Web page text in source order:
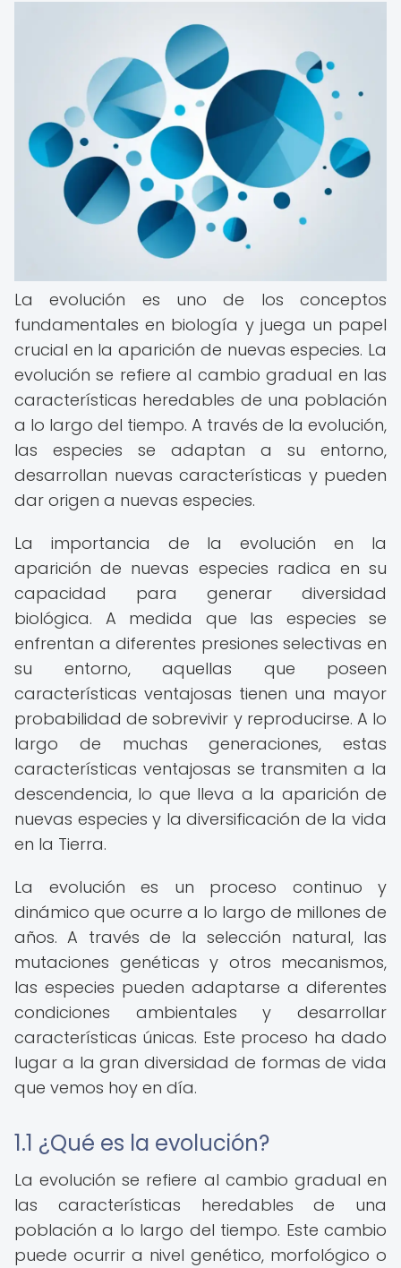
La evolución es uno de los conceptos
fundamentales en biología y juega un papel
crucial en la aparición de nuevas especies. La
evolución se refiere al cambio gradual en las
características heredables de una población
a lo largo del tiempo. A través de la evolución,
las especies se adaptan a su entorno,
desarrollan nuevas características y pueden
dar origen a nuevas especies.
La importancia de la evolución en la
aparición de nuevas especies radica en su
capacidad para generar diversidad
biológica. A medida que las especies se
enfrentan a diferentes presiones selectivas en
su entorno, aquellas que poseen
características ventajosas tienen una mayor
probabilidad de sobrevivir y reproducirse. A lo
largo de muchas generaciones, estas
características ventajosas se transmiten a la
descendencia, lo que lleva a la aparición de
nuevas especies y la diversificación de la vida
en la Tierra.
La evolución es un proceso continuo y
dinámico que ocurre a lo largo de millones de
años. A través de la selección natural, las
mutaciones genéticas y otros mecanismos,
las especies pueden adaptarse a diferentes
condiciones ambientales y desarrollar
características únicas. Este proceso ha dado
lugar a la gran diversidad de formas de vida
que vemos hoy en día.
1.1 ¿Qué es la evolución?
La evolución se refiere al cambio gradual en
las características heredables de una
población a lo largo del tiempo. Este cambio
puede ocurrir a nivel genético, morfológico o